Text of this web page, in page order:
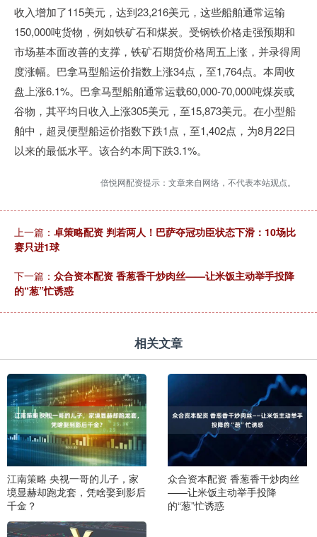
收入增加了115美元，达到23,216美元，这些船舶通常运输
150,000吨货物，例如铁矿石和煤炭。受钢铁价格走强预期和
市场基本面改善的支撑，铁矿石期货价格周五上涨，并录得周
度涨幅。巴拿马型船运价指数上涨34点，至1,764点。本周收
盘上涨6.1%。巴拿马型船舶通常运载60,000-70,000吨煤炭或
谷物，其平均日收入上涨305美元，至15,873美元。在小型船
舶中，超灵便型船运价指数下跌1点，至1,402点，为8月22日
以来的最低水平。该合约本周下跌3.1%。
倍悦网配资提示：文章来自网络，不代表本站观点。
上一篇： 卓策略配资 判若两人！巴萨夺冠功臣状态下滑：10场比
赛只进1球
下一篇： 众合资本配资 香葱香干炒肉丝——让米饭主动举手投降
的“葱”忙诱惑
相关文章
江南策略 央视一哥的儿子，家
境显赫却跑龙套，凭啥娶到影后
千金？
众合资本配资 香葱香干炒肉丝
——让米饭主动举手投降
的“葱”忙诱惑